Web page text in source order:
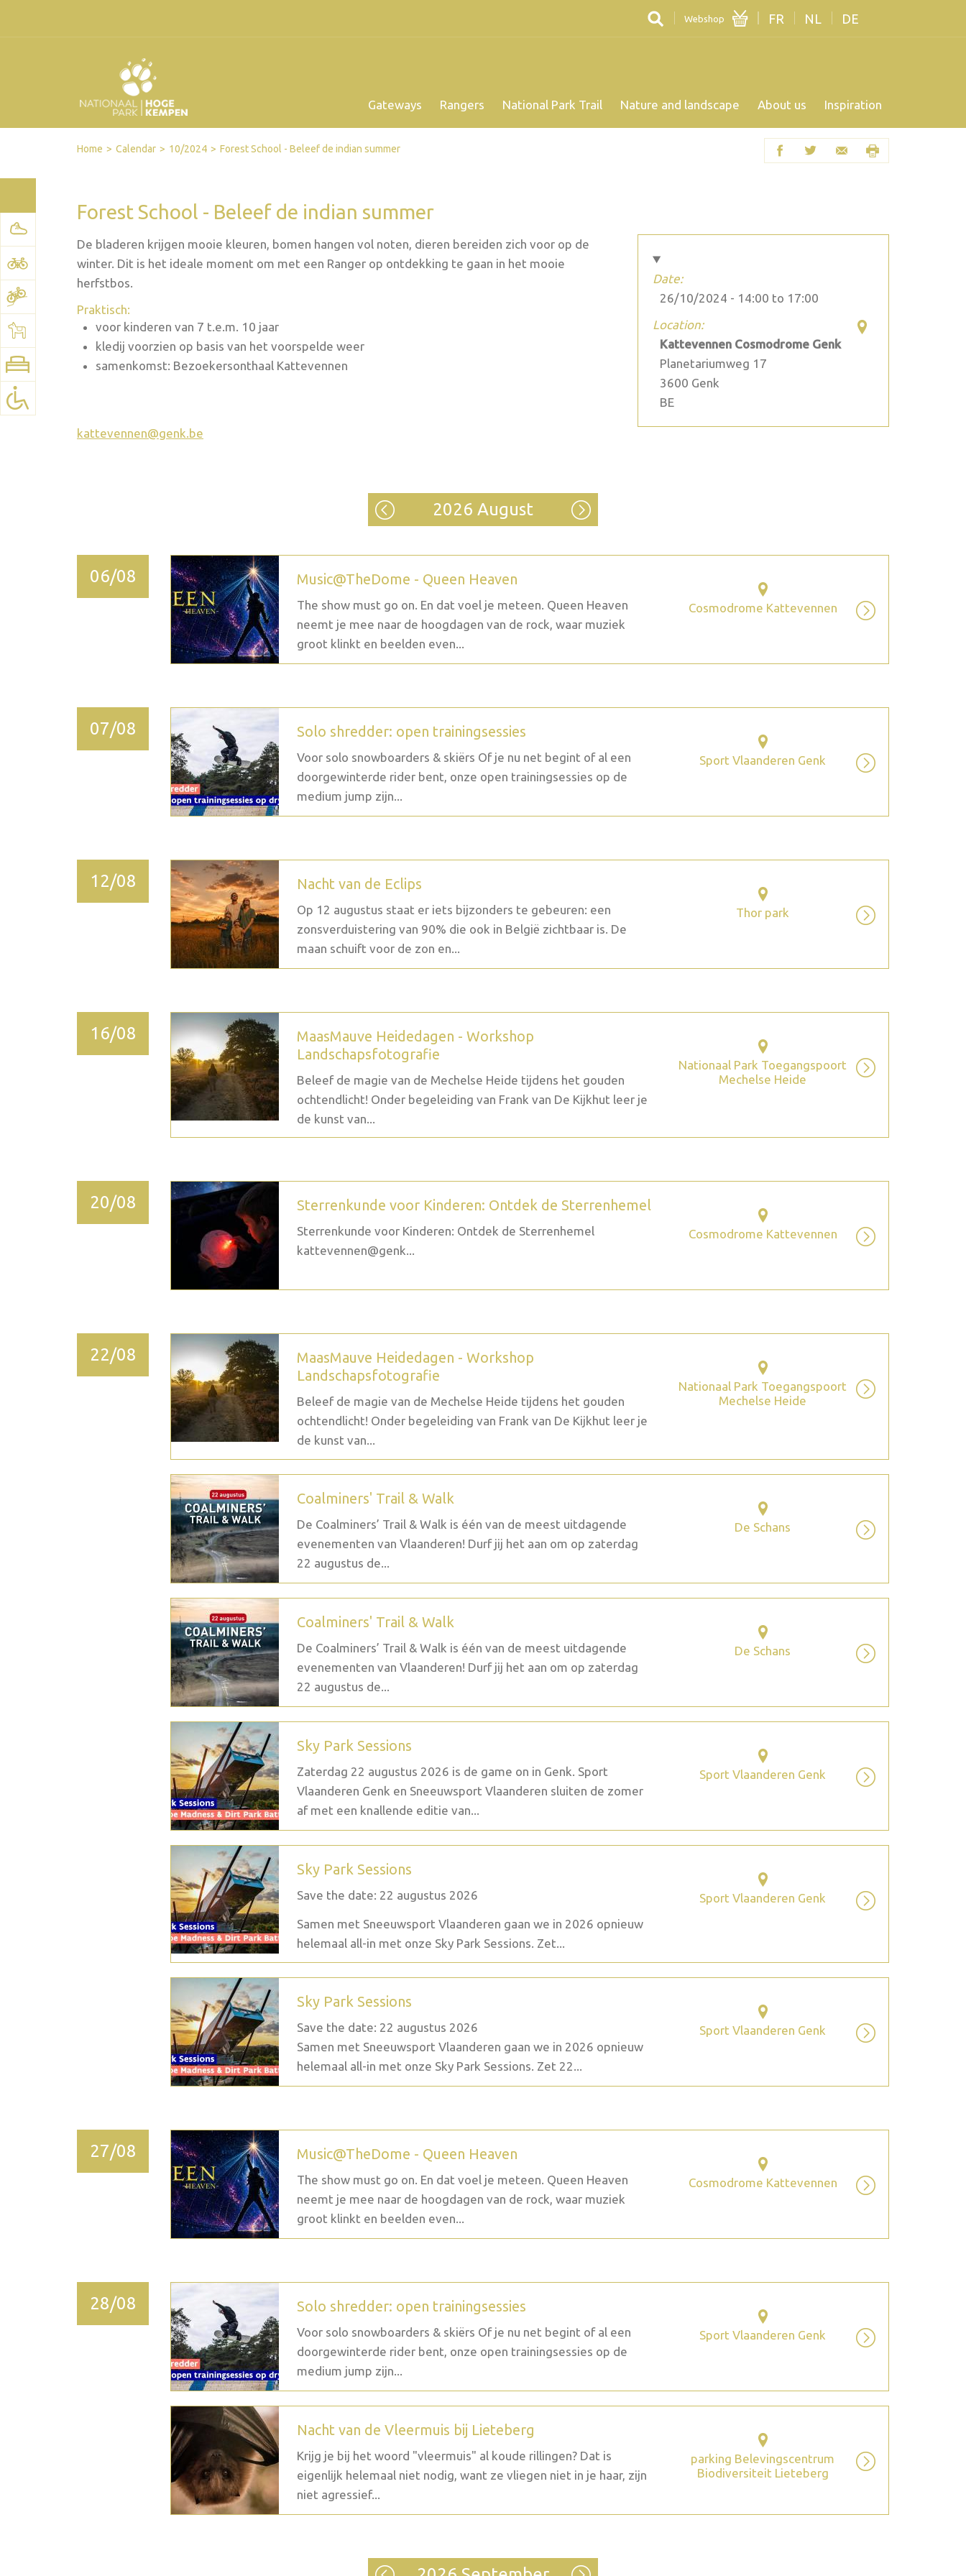
Webshop FR NL DE
Gateways Rangers National Park Trail Nature and landscape About us Inspiration
FacebookTwitterSend by email
Printer-friendly version
Home Calendar 10/2024 Forest School - Beleef de indian summer
Forest School - Beleef de indian summer
Date:
26/10/2024 - 14:00 to 17:00
Location:
See map:
Google Maps
Kattevennen Cosmodrome Genk
Planetariumweg 17
3600 Genk
BE
De bladeren krijgen mooie kleuren, bomen hangen vol noten, dieren bereiden zich voor op de
winter. Dit is het ideale moment om met een Ranger op ontdekking te gaan in het mooie
herfstbos.
Praktisch:
voor kinderen van 7 t.e.m. 10 jaar
kledij voorzien op basis van het voorspelde weer
samenkomst: Bezoekersonthaal Kattevennen
kattevennen@genk.be
2026 August
06/08 Music@TheDome - Queen Heaven
The show must go on. En dat voel je meteen. Queen Heaven
neemt je mee naar de hoogdagen van de rock, waar muziek
groot klinkt en beelden even...
Cosmodrome Kattevennen
07/08 Solo shredder: open trainingsessies
Voor solo snowboarders & skiërs Of je nu net begint of al een
doorgewinterde rider bent, onze open trainingsessies op de
medium jump zijn...
Sport Vlaanderen Genk
12/08 Nacht van de Eclips
Op 12 augustus staat er iets bijzonders te gebeuren: een
zonsverduistering van 90% die ook in België zichtbaar is. De
maan schuift voor de zon en...
Thor park
16/08
MaasMauve Heidedagen - Workshop
Landschapsfotografie
Beleef de magie van de Mechelse Heide tijdens het gouden
ochtendlicht! Onder begeleiding van Frank van De Kijkhut leer je
de kunst van...
Nationaal Park Toegangspoort
Mechelse Heide
20/08 Sterrenkunde voor Kinderen: Ontdek de Sterrenhemel
Sterrenkunde voor Kinderen: Ontdek de Sterrenhemel
kattevennen@genk...
Cosmodrome Kattevennen
22/08
MaasMauve Heidedagen - Workshop
Landschapsfotografie
Beleef de magie van de Mechelse Heide tijdens het gouden
ochtendlicht! Onder begeleiding van Frank van De Kijkhut leer je
de kunst van...
Nationaal Park Toegangspoort
Mechelse Heide
Coalminers' Trail & Walk
De Coalminers’ Trail & Walk is één van de meest uitdagende
evenementen van Vlaanderen! Durf jij het aan om op zaterdag
22 augustus de...
De Schans
Coalminers' Trail & Walk
De Coalminers’ Trail & Walk is één van de meest uitdagende
evenementen van Vlaanderen! Durf jij het aan om op zaterdag
22 augustus de...
De Schans
Sky Park Sessions
Zaterdag 22 augustus 2026 is de game on in Genk. Sport
Vlaanderen Genk en Sneeuwsport Vlaanderen sluiten de zomer
af met een knallende editie van...
Sport Vlaanderen Genk
Sky Park Sessions
Save the date: 22 augustus 2026
Samen met Sneeuwsport Vlaanderen gaan we in 2026 opnieuw
helemaal all-in met onze Sky Park Sessions. Zet...
Sport Vlaanderen Genk
Sky Park Sessions
Save the date: 22 augustus 2026
Samen met Sneeuwsport Vlaanderen gaan we in 2026 opnieuw
helemaal all-in met onze Sky Park Sessions. Zet 22...
Sport Vlaanderen Genk
27/08 Music@TheDome - Queen Heaven
The show must go on. En dat voel je meteen. Queen Heaven
neemt je mee naar de hoogdagen van de rock, waar muziek
groot klinkt en beelden even...
Cosmodrome Kattevennen
28/08 Solo shredder: open trainingsessies
Voor solo snowboarders & skiërs Of je nu net begint of al een
doorgewinterde rider bent, onze open trainingsessies op de
medium jump zijn...
Sport Vlaanderen Genk
Nacht van de Vleermuis bij Lieteberg
Krijg je bij het woord "vleermuis" al koude rillingen? Dat is
eigenlijk helemaal niet nodig, want ze vliegen niet in je haar, zijn
niet agressief...
parking Belevingscentrum
Biodiversiteit Lieteberg